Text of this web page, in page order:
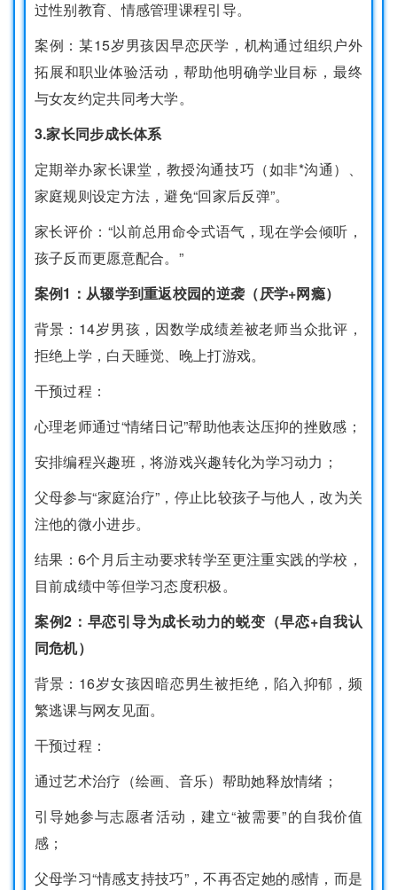
过性别教育、情感管理课程引导。
案例：某15岁男孩因早恋厌学，机构通过组织户外
拓展和职业体验活动，帮助他明确学业目标，最终
与女友约定共同考大学。
3.家长同步成长体系
定期举办家长课堂，教授沟通技巧（如非*沟通）、
家庭规则设定方法，避免“回家后反弹”。
家长评价：“以前总用命令式语气，现在学会倾听，
孩子反而更愿意配合。”
案例1：从辍学到重返校园的逆袭（厌学+网瘾）
背景：14岁男孩，因数学成绩差被老师当众批评，
拒绝上学，白天睡觉、晚上打游戏。
干预过程：
心理老师通过“情绪日记”帮助他表达压抑的挫败感；
安排编程兴趣班，将游戏兴趣转化为学习动力；
父母参与“家庭治疗”，停止比较孩子与他人，改为关
注他的微小进步。
结果：6个月后主动要求转学至更注重实践的学校，
目前成绩中等但学习态度积极。
案例2：早恋引导为成长动力的蜕变（早恋+自我认
同危机）
背景：16岁女孩因暗恋男生被拒绝，陷入抑郁，频
繁逃课与网友见面。
干预过程：
通过艺术治疗（绘画、音乐）帮助她释放情绪；
引导她参与志愿者活动，建立“被需要”的自我价值
感；
父母学习“情感支持技巧”，不再否定她的感情，而是